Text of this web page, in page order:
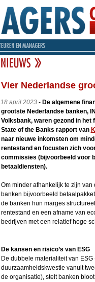
Vier Nederlandse
18 april 2023- De algemene
grootste Nederlandse banken,
Volksbank, waren gezond in
State of the Banks rapport van
naar nieuwe inkomsten om
rentestand en focusten zich
commissies (bijvoorbeeld voor
betaaldiensten).
Om minder afhankelijk te zijn
banken bijvoorbeeld
de banken hun marges
rentestand en een afname van
bedrijven met een relatief hoge
De kansen en risico’s van ESG
De dubbele materialiteit van
duurzaamheidskwestie vanuit
de organisatie), stelt banken